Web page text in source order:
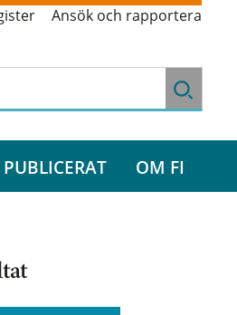
Ansök och rapportera
PUBLICERAT OM FI